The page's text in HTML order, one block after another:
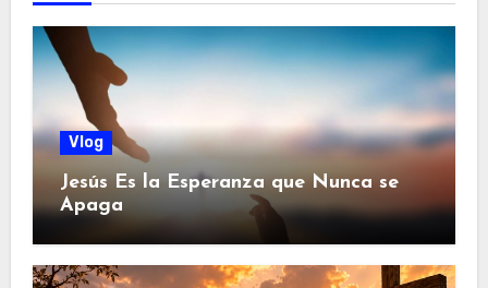
Vlog
Jesús Es la Esperanza que Nunca se
Apaga